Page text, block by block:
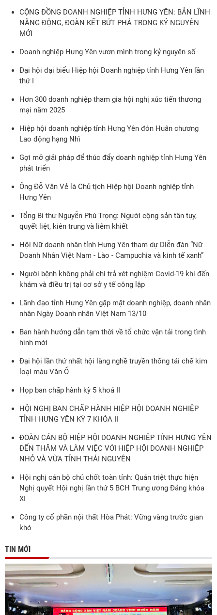
CỘNG ĐỒNG DOANH NGHIỆP TỈNH HƯNG YÊN: BẢN LĨNH
NĂNG ĐỘNG, ĐOÀN KẾT BỨT PHÁ TRONG KỶ NGUYÊN
MỚI
Doanh nghiệp Hưng Yên vươn mình trong kỷ nguyên số
Đại hội đại biểu Hiệp hội Doanh nghiệp tỉnh Hưng Yên lần
thứ I
Hơn 300 doanh nghiệp tham gia hội nghị xúc tiến thương
mại năm 2025
Hiệp hội doanh nghiệp tỉnh Hưng Yên đón Huân chương
Lao động hạng Nhì
Gợi mở giải pháp để thúc đẩy doanh nghiệp tỉnh Hưng Yên
phát triển
Ông Đỗ Văn Vẻ là Chủ tịch Hiệp hội Doanh nghiệp tỉnh
Hưng Yên
Tổng Bí thư Nguyễn Phú Trọng: Người cộng sản tận tụy,
quyết liệt, kiên trung và liêm khiết
Hội Nữ doanh nhân tỉnh Hưng Yên tham dự Diễn đàn “Nữ
Doanh Nhân Việt Nam - Lào - Campuchia và kinh tế xanh”
Người bệnh không phải chi trả xét nghiệm Covid-19 khi đến
khám và điều trị tại cơ sở y tế công lập
Lãnh đạo tỉnh Hưng Yên gặp mặt doanh nghiệp, doanh nhân
nhân Ngày Doanh nhân Việt Nam 13/10
Ban hành hướng dẫn tạm thời về tổ chức vận tải trong tình
hình mới
Đại hội lần thứ nhất hội làng nghề truyền thống tái chế kim
loại màu Văn Ổ
Họp ban chấp hành kỳ 5 khoá II
HỘI NGHỊ BAN CHẤP HÀNH HIỆP HỘI DOANH NGHIỆP
TỈNH HƯNG YÊN KỲ 7 KHÓA II
ĐOÀN CÁN BỘ HIỆP HỘI DOANH NGHIỆP TỈNH HƯNG YÊN
ĐẾN THĂM VÀ LÀM VIỆC VỚI HIỆP HỘI DOANH NGHIỆP
NHỎ VÀ VỪA TỈNH THÁI NGUYÊN
Hội nghị cán bộ chủ chốt toàn tỉnh: Quán triệt thực hiện
Nghị quyết Hội nghị lần thứ 5 BCH Trung ương Đảng khóa
XI
Công ty cổ phần nội thất Hòa Phát: Vững vàng trước gian
khó
TIN MỚI